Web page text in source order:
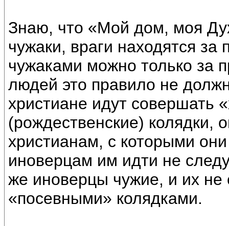
Знаю, что «Мой дом, моя
чужаки, враги находятся
чужаками можно только за
людей это правило не
христиане идут совершать
(рождественские) колядки,
христианам, с которыми
иноверцам им идти не
же иноверцы чужие, и их не
«посевными» колядками.